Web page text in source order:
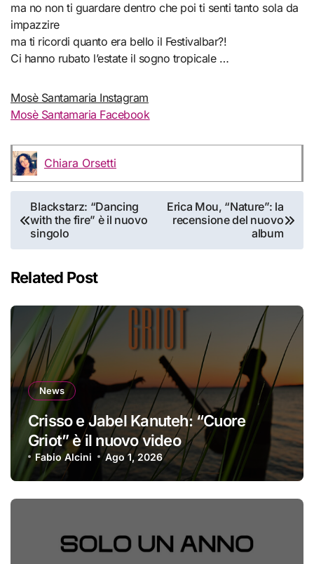
ma no non ti guardare dentro che poi ti senti tanto sola da
impazzire
ma ti ricordi quanto era bello il Festivalbar?!
Ci hanno rubato l’estate il sogno tropicale …
Mosè Santamaria Instagram
Mosè Santamaria Facebook
Chiara Orsetti
Navigazione
articoli
Blackstarz: “Dancing
with the fire” è il nuovo
singolo
Erica Mou, “Nature”: la
recensione del nuovo
album
Related Post
News
Crisso e Jabel Kanuteh: “Cuore
Griot” è il nuovo video
Fabio Alcini Ago 1, 2026